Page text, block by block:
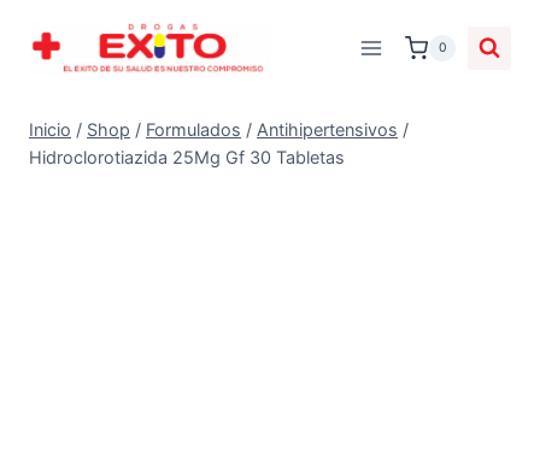
0
Inicio / Shop / Formulados / Antihipertensivos /
Hidroclorotiazida 25Mg Gf 30 Tabletas